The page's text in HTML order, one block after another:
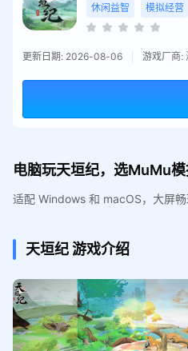
休闲益智 模拟经营
更新日期: 2026-08-06 游戏厂商:
电脑玩天垣纪，选MuMu
适配 Windows 和 macOS，大屏畅
天垣纪游戏介绍